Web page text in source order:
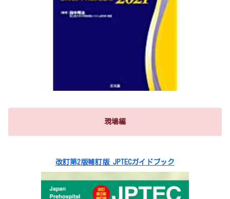
現場編
改訂第2版補訂版 JPTECガイドブック